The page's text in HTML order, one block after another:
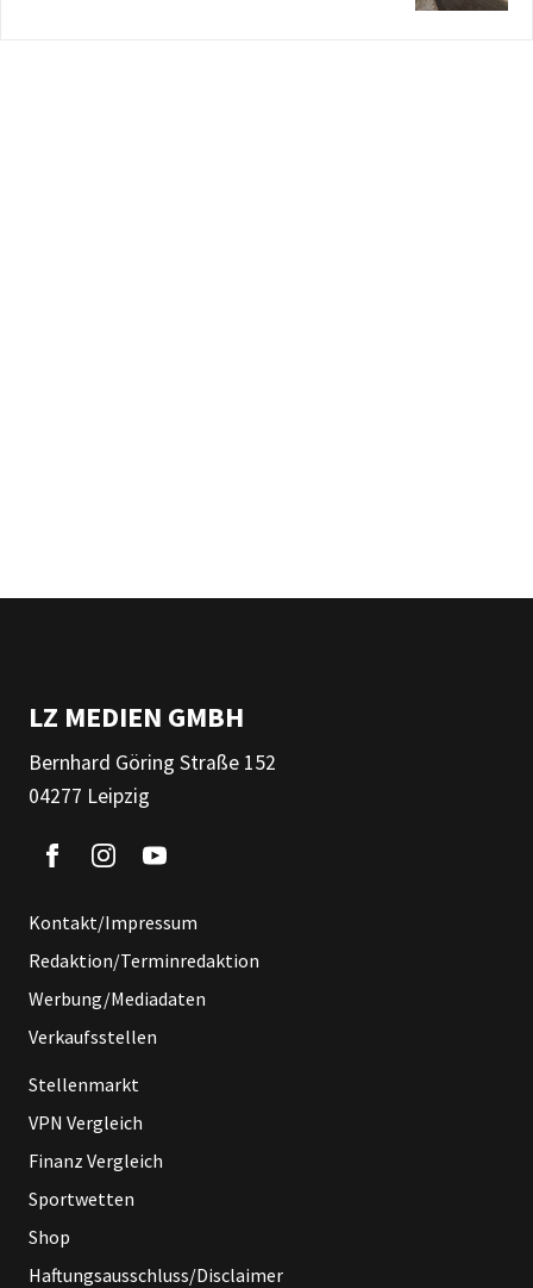
LZ MEDIEN GMBH
Bernhard Göring Straße 152
04277 Leipzig
Kontakt/Impressum
Redaktion/Terminredaktion
Werbung/Mediadaten
Verkaufsstellen
Stellenmarkt
VPN Vergleich
Finanz Vergleich
Sportwetten
Shop
Haftungsausschluss/Disclaimer